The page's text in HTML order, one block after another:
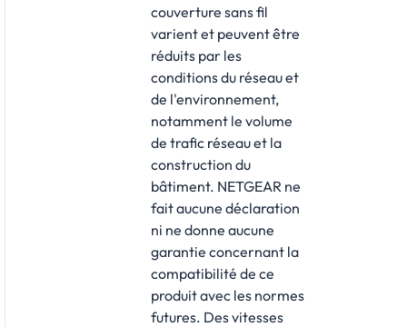
couverture sans fil
varient et peuvent être
réduits par les
conditions du réseau et
de l'environnement,
notamment le volume
de trafic réseau et la
construction du
bâtiment. NETGEAR ne
fait aucune déclaration
ni ne donne aucune
garantie concernant la
compatibilité de ce
produit avec les normes
futures. Des vitesses